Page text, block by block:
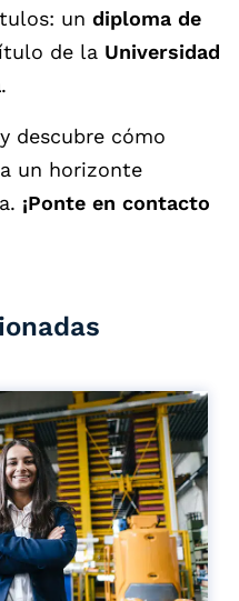
un diploma de
de la Universidad
.
descubre cómo
un horizonte
¡Ponte en contacto